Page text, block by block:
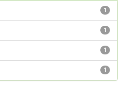
1
1
1
1